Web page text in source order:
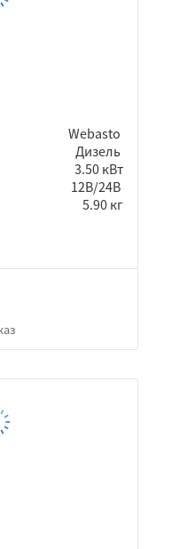
Webasto
Дизель
3.50 кВт
12В/24В
5.90 кг